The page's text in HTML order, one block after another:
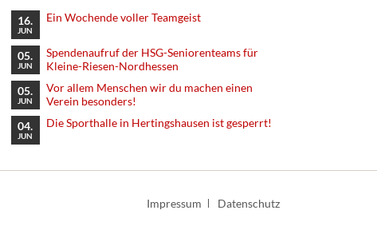
16.
JUN
Ein Wochende voller Teamgeist
05.
JUN
Spendenaufruf der HSG-Seniorenteams für
Kleine-Riesen-Nordhessen
05.
JUN
Vor allem Menschen wir du machen einen
Verein besonders!
04.
JUN
Die Sporthalle in Hertingshausen ist gesperrt!
Navigation
Impressum Datenschutz